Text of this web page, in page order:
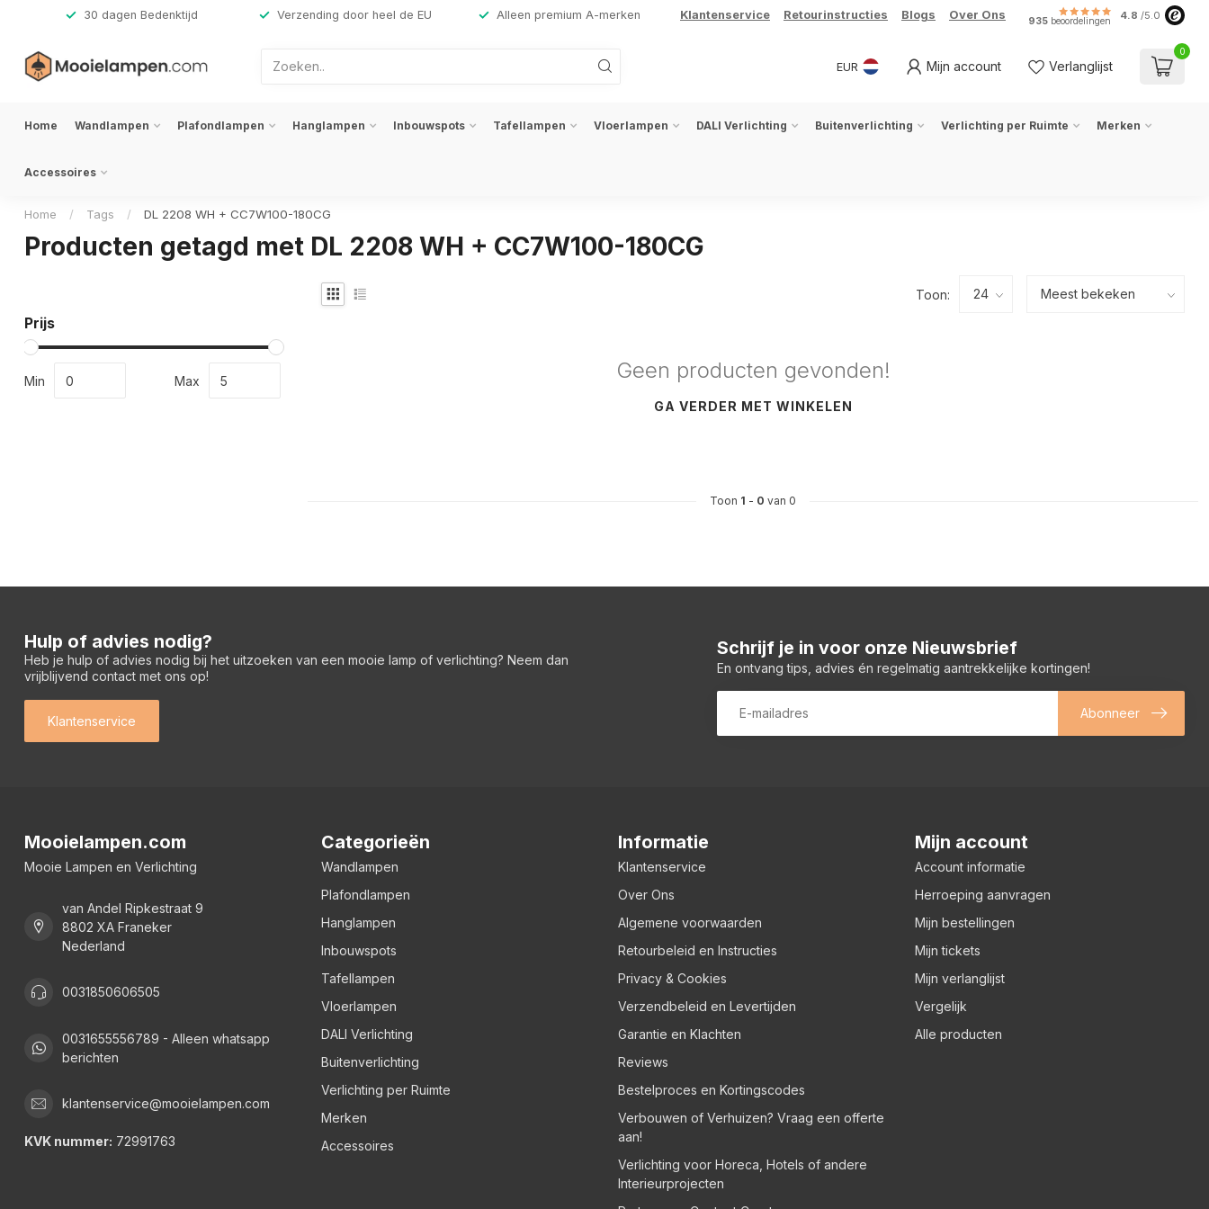
30 dagen Bedenktijd Verzending door heel de EU Alleen premium A-merken Klantenservice Retourinstructies Blogs Over Ons 935 beoordelingen 4.8 /5.0
EUR Mijn account Verlanglijst
0
Home Wandlampen Plafondlampen Hanglampen Inbouwspots Tafellampen Vloerlampen DALI Verlichting Buitenverlichting Verlichting per Ruimte Merken
Accessoires
Home / Tags / DL 2208 WH + CC7W100-180CG
Producten getagd met DL 2208 WH + CC7W100-180CG
Prijs
Min Max
Toon:
Geen producten gevonden!
GA VERDER MET WINKELEN
Toon 1 - 0 van 0
Hulp of advies nodig?
Heb je hulp of advies nodig bij het uitzoeken van een mooie lamp of verlichting? Neem dan
vrijblijvend contact met ons op!
Klantenservice
Schrijf je in voor onze Nieuwsbrief
En ontvang tips, advies én regelmatig aantrekkelijke kortingen!
Abonneer
Mooielampen.com
Mooie Lampen en Verlichting
van Andel Ripkestraat 9
8802 XA Franeker
Nederland
0031850606505
0031655556789 - Alleen whatsapp
berichten
klantenservice@mooielampen.com
KVK nummer: 72991763
Categorieën
Wandlampen
Plafondlampen
Hanglampen
Inbouwspots
Tafellampen
Vloerlampen
DALI Verlichting
Buitenverlichting
Verlichting per Ruimte
Merken
Accessoires
Informatie
Klantenservice
Over Ons
Algemene voorwaarden
Retourbeleid en Instructies
Privacy & Cookies
Verzendbeleid en Levertijden
Garantie en Klachten
Reviews
Bestelproces en Kortingscodes
Verbouwen of Verhuizen? Vraag een offerte
aan!
Verlichting voor Horeca, Hotels of andere
Interieurprojecten
Mijn account
Account informatie
Herroeping aanvragen
Mijn bestellingen
Mijn tickets
Mijn verlanglijst
Vergelijk
Alle producten